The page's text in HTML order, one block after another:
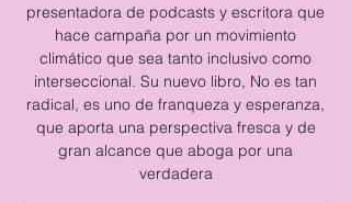
presentadora de podcasts y escritora que
hace campaña por un movimiento
climático que sea tanto inclusivo como
interseccional. Su nuevo libro, No es tan
radical, es uno de franqueza y esperanza,
que aporta una perspectiva fresca y de
gran alcance que aboga por una
verdadera